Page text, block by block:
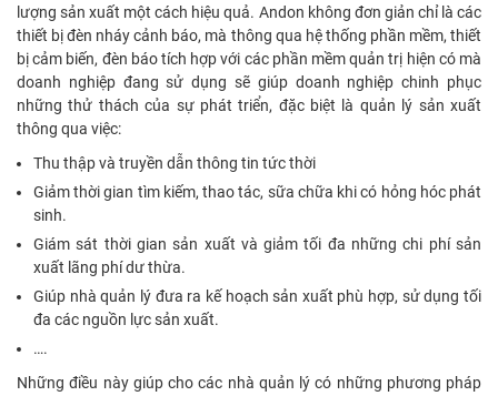
lượng sản xuất một cách hiệu quả. Andon không đơn giản chỉ là các
thiết bị đèn nháy cảnh báo, mà thông qua hệ thống phần mềm, thiết
bị cảm biến, đèn báo tích hợp với các phần mềm quản trị hiện có mà
doanh nghiệp đang sử dụng sẽ giúp doanh nghiệp chinh phục
những thử thách của sự phát triển, đặc biệt là quản lý sản xuất
thông qua việc:
Thu thập và truyền dẫn thông tin tức thời
Giảm thời gian tìm kiếm, thao tác, sữa chữa khi có hỏng hóc phát
sinh.
Giám sát thời gian sản xuất và giảm tối đa những chi phí sản
xuất lãng phí dư thừa.
Giúp nhà quản lý đưa ra kế hoạch sản xuất phù hợp, sử dụng tối
đa các nguồn lực sản xuất.
….
Những điều này giúp cho các nhà quản lý có những phương pháp